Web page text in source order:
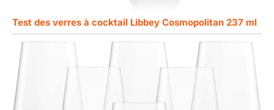
Test des verres à cocktail Libbey Cosmopolitan 237 ml